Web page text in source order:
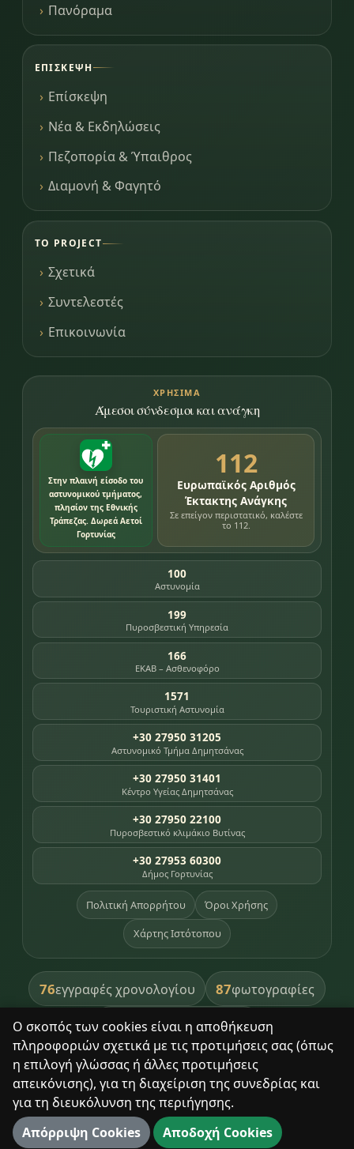
Ο σκοπός των cookies είναι η αποθήκευση
πληροφοριών σχετικά με τις προτιμήσεις σας (όπως
η επιλογή γλώσσας ή άλλες προτιμήσεις
απεικόνισης), για τη διαχείριση της συνεδρίας και
για τη διευκόλυνση της περιήγησης.
Απόρριψη Cookies
Αποδοχή Cookies
Πανόραμα
ΕΠΊΣΚΕΨΗ
Επίσκεψη
Νέα & Εκδηλώσεις
Πεζοπορία & Ύπαιθρος
Διαμονή & Φαγητό
ΤΟ PROJECT
Σχετικά
Συντελεστές
Επικοινωνία
ΧΡΉΣΙΜΑ
Άμεσοι σύνδεσμοι και ανάγκη
Στην πλαινή είσοδο του
αστυνομικού τμήματος,
πλησίον της Εθνικής
Τράπεζας. Δωρεά Αετοί
Γορτυνίας
112
Ευρωπαϊκός Αριθμός
Έκτακτης Ανάγκης
Σε επείγον περιστατικό, καλέστε
το 112.
100
Αστυνομία
199
Πυροσβεστική Υπηρεσία
166
ΕΚΑΒ – Ασθενοφόρο
1571
Τουριστική Αστυνομία
+30 27950 31205
Αστυνομικό Τμήμα Δημητσάνας
+30 27950 31401
Κέντρο Υγείας Δημητσάνας
+30 27950 22100
Πυροσβεστικό κλιμάκιο Βυτίνας
+30 27953 60300
Δήμος Γορτυνίας
Πολιτική Απορρήτου Όροι Χρήσης
Χάρτης Ιστότοπου
76εγγραφές χρονολογίου 87φωτογραφίες
391βιβλία βιβλιοθήκης
8σημεία κληρονομιάς
Με σεβασμό στον τόπο και τους ανθρώπους του.
© 2025 Δημητσάνα. Με επιφύλαξη παντός δικαιώματος.